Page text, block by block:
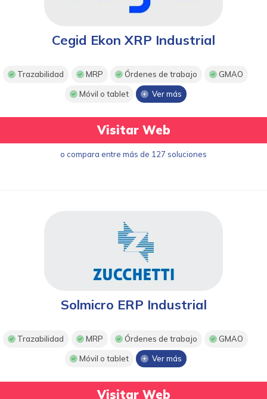
Cegid Ekon XRP Industrial
Trazabilidad MRP Órdenes de trabajo GMAO
Móvil o tablet Ver más
Visitar Web
o compara entre más de 127 soluciones
Solmicro ERP Industrial
Trazabilidad MRP Órdenes de trabajo GMAO
Móvil o tablet Ver más
Visitar Web